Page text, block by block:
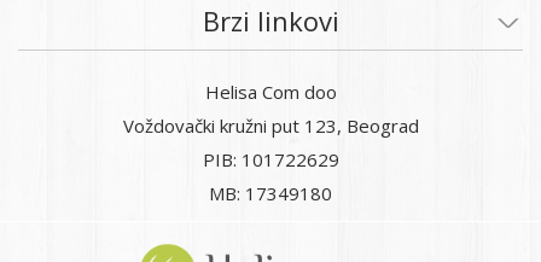
Brzi linkovi
Helisa Com doo
Voždovački kružni put 123, Beograd
PIB: 101722629
MB: 17349180